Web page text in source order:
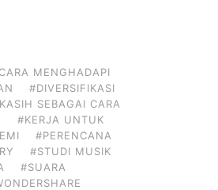
MENGHADAPI
#DIVERSIFIKASI
SEBAGAI CARA
#KERJA UNTUK
#PERENCANA
#STUDI MUSIK
#SUARA